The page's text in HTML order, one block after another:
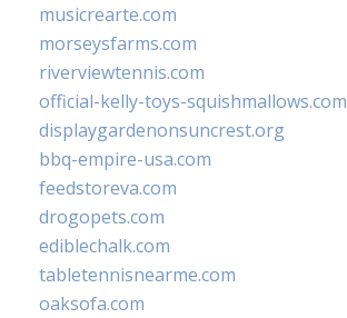
musicrearte.com
morseysfarms.com
riverviewtennis.com
official-kelly-toys-squishmallows.com
displaygardenonsuncrest.org
bbq-empire-usa.com
feedstoreva.com
drogopets.com
ediblechalk.com
tabletennisnearme.com
oaksofa.com